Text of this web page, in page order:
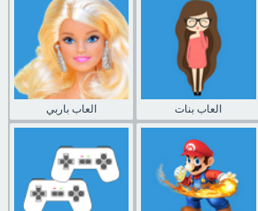
العاب باربي العاب بنات